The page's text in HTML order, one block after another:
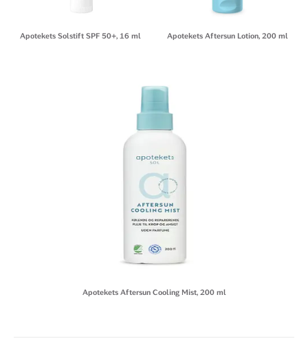
Apotekets Solstift SPF 50+, 16 ml Apotekets Aftersun Lotion, 200 ml
Apotekets Aftersun Cooling Mist, 200 ml